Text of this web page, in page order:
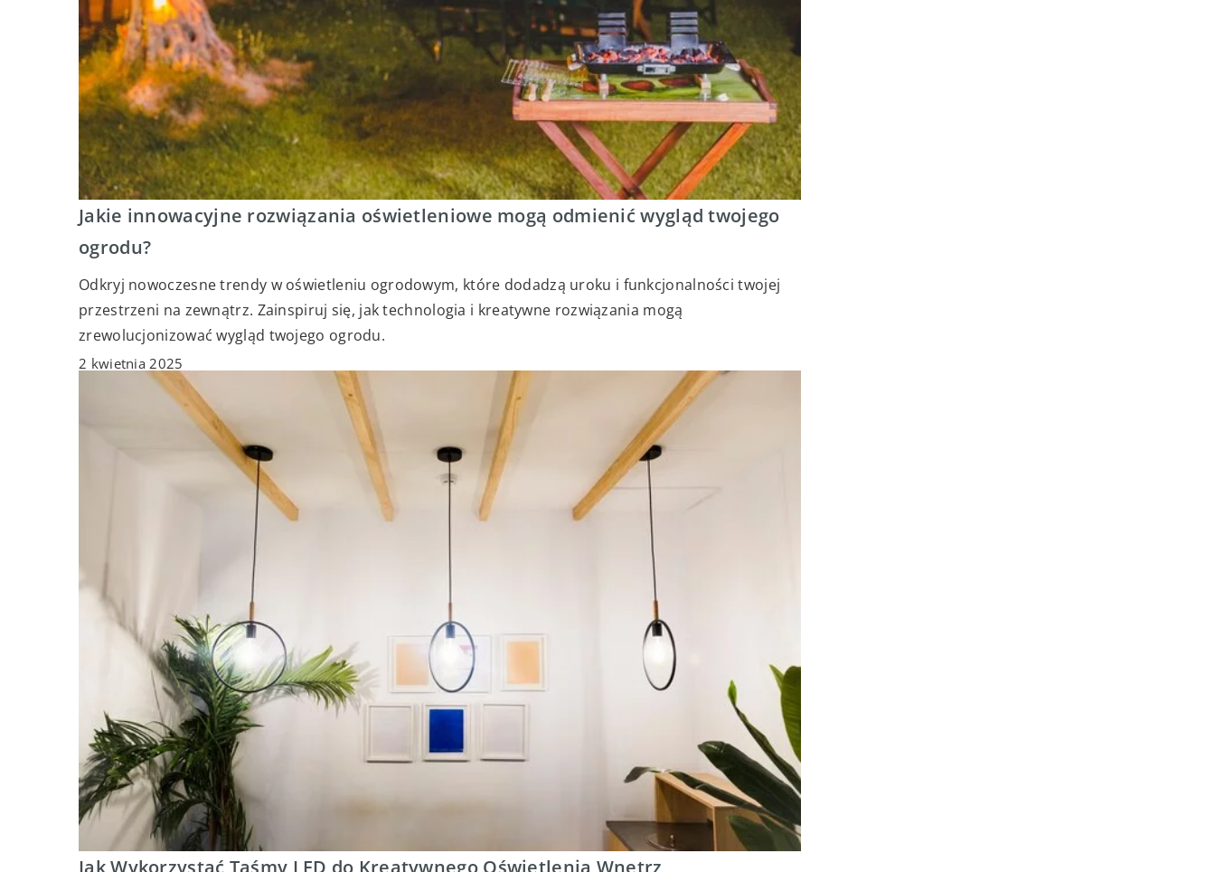
Jakie innowacyjne rozwiązania oświetleniowe mogą odmienić wygląd twojego
ogrodu?
Odkryj nowoczesne trendy w oświetleniu ogrodowym, które dodadzą uroku i funkcjonalności twojej
przestrzeni na zewnątrz. Zainspiruj się, jak technologia i kreatywne rozwiązania mogą
zrewolucjonizować wygląd twojego ogrodu.
2 kwietnia 2025
Jak Wykorzystać Taśmy LED do Kreatywnego Oświetlenia Wnętrz